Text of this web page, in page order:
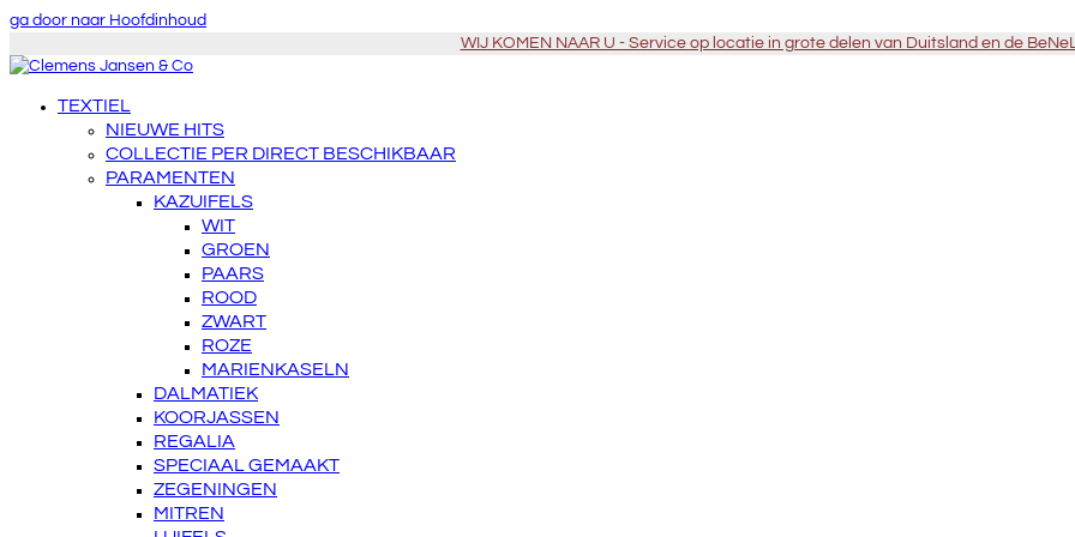
ga door naar Hoofdinhoud
WIJ KOMEN NAAR U - Service op locatie in grote delen van Duitsland en de
TEXTIEL
NIEUWE HITS
COLLECTIE PER DIRECT BESCHIKBAAR
PARAMENTEN
KAZUIFELS
WIT
GROEN
PAARS
ROOD
ZWART
ROZE
MARIENKASELN
DALMATIEK
KOORJASSEN
REGALIA
SPECIAAL GEMAAKT
ZEGENINGEN
MITREN